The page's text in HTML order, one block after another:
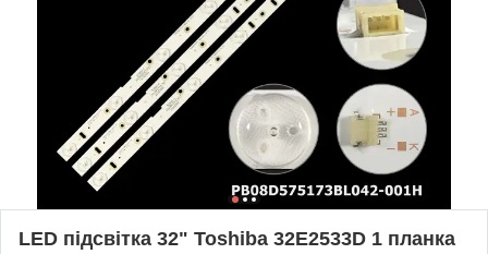
LED підсвітка 32" Toshiba 32E2533D 1 планка